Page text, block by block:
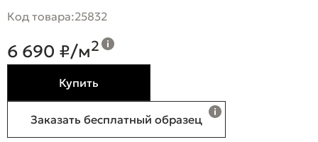
Код товара:25832
6 690 ₽/м2
Купить
Заказать бесплатный образец